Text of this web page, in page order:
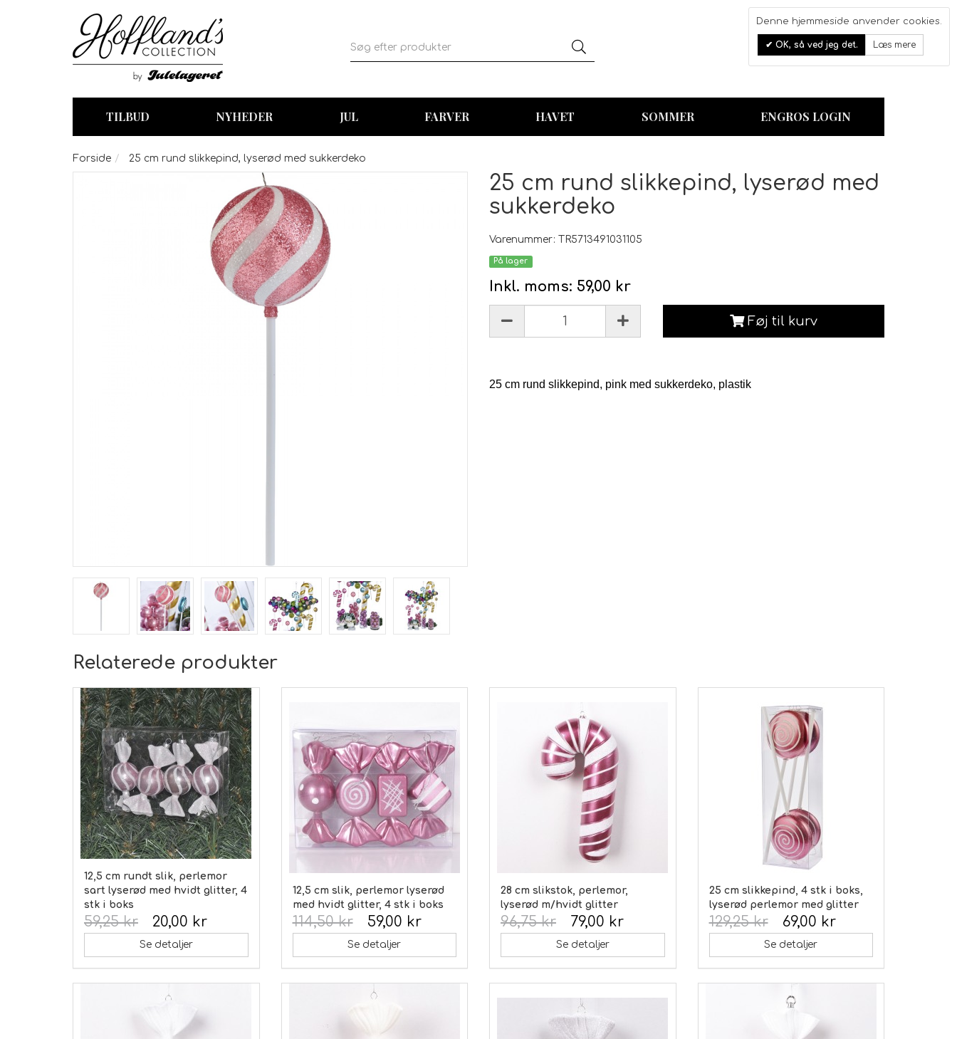
0
TILBUD NYHEDER JUL FARVER HAVET SOMMER ENGROS LOGIN
Forside 25 cm rund slikkepind, lyserød med sukkerdeko
25 cm rund slikkepind, lyserød med
sukkerdeko
Varenummer: TR5713491031105
På lager
Inkl. moms: 59,00 kr
Føj til kurv
25 cm rund slikkepind, pink med sukkerdeko, plastik
Relaterede produkter
12,5 cm rundt slik, perlemor
sart lyserød med hvidt glitter, 4
stk i boks
20,00 kr
59,25 kr
Se detaljer
12,5 cm slik, perlemor lyserød
med hvidt glitter, 4 stk i boks
59,00 kr
114,50 kr
Se detaljer
28 cm slikstok, perlemor,
lyserød m/hvidt glitter
79,00 kr
96,75 kr
Se detaljer
25 cm slikkepind, 4 stk i boks,
lyserød perlemor med glitter
69,00 kr
129,25 kr
Se detaljer
Denne hjemmeside anvender cookies.
OK, så ved jeg det. Læs mere